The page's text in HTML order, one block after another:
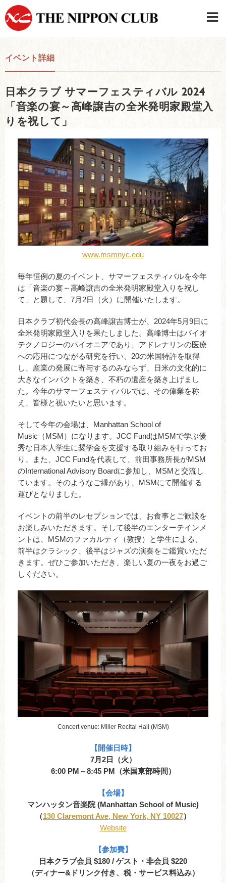
イベント詳細
日本クラブ サマーフェスティバル 2024
「音楽の宴～高峰譲吉の全米発明家殿堂入
りを祝して」
www.msmnyc.edu
毎年恒例の夏のイベント、サマーフェスティバルを今年
は「音楽の宴～高峰譲吉の全米発明家殿堂入りを祝し
て」と題して、7月2日（火）に開催いたします。
日本クラブ初代会長の高峰譲吉博士が、2024年5月9日に
全米発明家殿堂入りを果たしました。高峰博士はバイオ
テクノロジーのパイオニアであり、アドレナリンの医療
への応用につながる研究を行い、20の米国特許を取得
し、産業の発展に寄与するのみならず、日米の文化的に
大きなインパクトを築き、不朽の遺産を築き上げまし
た。今年のサマーフェスティバルでは、その偉業を称
え、皆様と祝いたいと思います。
そして今年の会場は、Manhattan School of
Music（MSM）になります。JCC FundはMSMで学ぶ優
秀な日本人学生に奨学金を支援する取り組みを行ってお
り、また、JCC Fundを代表して、前田事務所長がMSM
のInternational Advisory Boardに参加し、MSMと交流し
ています。そのようなご縁があり、MSMにて開催する
運びとなりました。
イベントの前半のレセプションでは、お食事とご歓談を
お楽しみいただきます。そして後半のエンターテインメ
ントは、MSMのファカルティ（教授）と学生による、
前半はクラシック、後半はジャズの演奏をご鑑賞いただ
きます。ぜひご参加いただき、楽しい夏の一夜をお過ご
しください。
Concert venue: Miller Recital Hall (MSM)
【 開催日時】
7月2日（火）
6:00 PM～8:45 PM（米国東部時間）
【会場】
マンハッタン音楽院 (Manhattan School of Music)
（130 Claremont Ave, New York, NY 10027）
Website
【参加費】
日本クラブ会員 $180 / ゲスト・非会員 $220
（ディナー&ドリンク付き、税・サービス料込み）
日本クラブメンバーログイン
連絡先・駐車場
はじめてご利用の方はこちら
›